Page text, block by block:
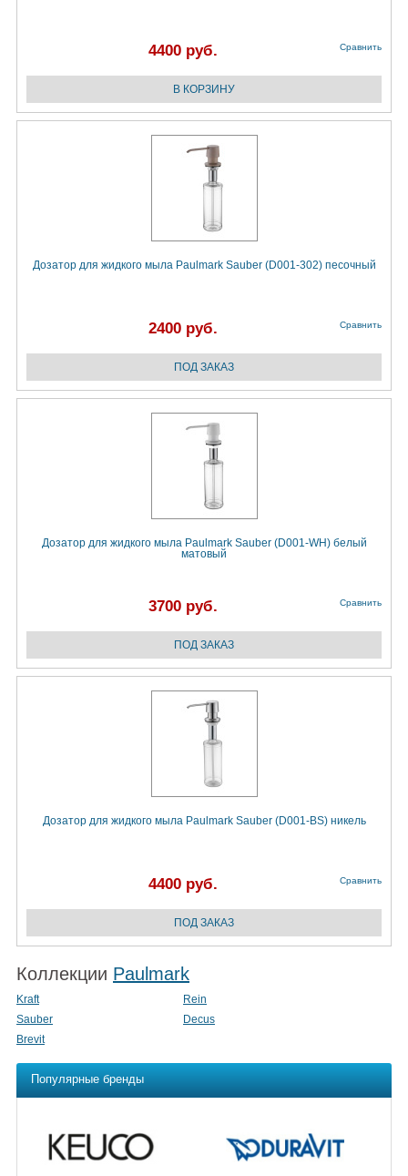
4400 руб. Сравнить
Дозатор для жидкого мыла Paulmark Sauber (D001-302) песочный
2400 руб. Сравнить
Дозатор для жидкого мыла Paulmark Sauber (D001-WH) белый
матовый
3700 руб. Сравнить
Дозатор для жидкого мыла Paulmark Sauber (D001-BS) никель
4400 руб. Сравнить
Коллекции Paulmark
Kraft
Rein
Sauber
Decus
Brevit
Популярные бренды